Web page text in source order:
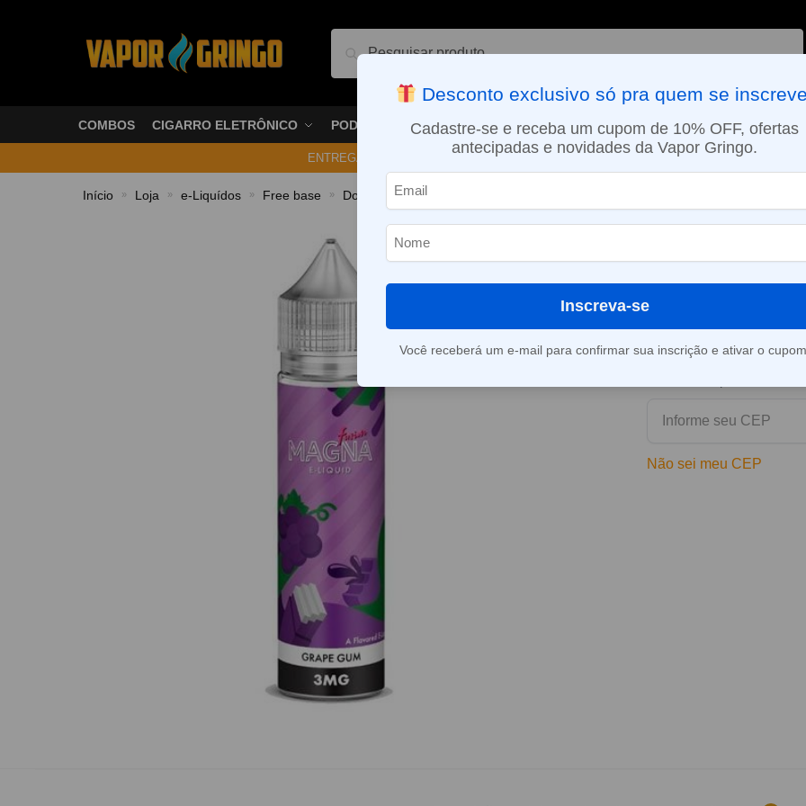
Pesquisar
COMBOS CIGARRO ELETRÔNICO PODS VAPORIZADOR DE ERVAS E-LIQUÍDOS NICOTINA ORAL
ENTREGA NO MESMO DIA EM SÃO PAULO (SEG A SEX): PEDIDOS APROVADOS ATÉ
Início » Loja » e-Liquídos » Free base » Doces e sobremesas
Líquido
Grape Gum –
Este produto está fora
Consultar prazo e valor
Não sei meu CEP
Desconto exclusivo só pra quem se
Cadastre-se e receba um cupom de 10% OFF, ofertas
antecipadas e novidades da Vapor Gringo.
Inscreva-se
Você receberá um e-mail para confirmar sua inscrição e ativar o